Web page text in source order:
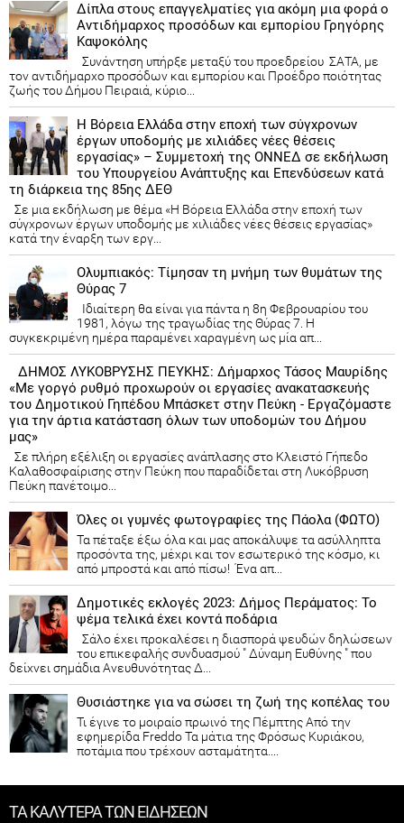
Δίπλα στους επαγγελματίες για ακόμη μια φορά ο
Αντιδήμαρχος προσόδων και εμπορίου Γρηγόρης
Καψοκόλης
Συνάντηση υπήρξε μεταξύ του προεδρείου ΣΑΤΑ, με
τον αντιδήμαρχο προσόδων και εμπορίου και Προέδρο ποιότητας
ζωής του Δήμου Πειραιά, κύριο...
Η Βόρεια Ελλάδα στην εποχή των σύγχρονων
έργων υποδομής με χιλιάδες νέες θέσεις
εργασίας» – Συμμετοχή της ΟΝΝΕΔ σε εκδήλωση
του Υπουργείου Ανάπτυξης και Επενδύσεων κατά
τη διάρκεια της 85ης ΔΕΘ
Σε μια εκδήλωση με θέμα «Η Βόρεια Ελλάδα στην εποχή των
σύγχρονων έργων υποδομής με χιλιάδες νέες θέσεις εργασίας»
κατά την έναρξη των εργ...
Ολυμπιακός: Τίμησαν τη μνήμη των θυμάτων της
Θύρας 7
Ιδιαίτερη θα είναι για πάντα η 8η Φεβρουαρίου του
1981, λόγω της τραγωδίας της Θύρας 7. Η
συγκεκριμένη ημέρα παραμένει χαραγμένη ως μία απ...
ΔΗΜΟΣ ΛΥΚΟΒΡΥΣΗΣ ΠΕΥΚΗΣ: Δήμαρχος Τάσος Μαυρίδης
«Με γοργό ρυθμό προχωρούν οι εργασίες ανακατασκευής
του Δημοτικού Γηπέδου Μπάσκετ στην Πεύκη - Εργαζόμαστε
για την άρτια κατάσταση όλων των υποδομών του Δήμου
μας»
Σε πλήρη εξέλιξη οι εργασίες ανάπλασης στο Κλειστό Γήπεδο
Καλαθοσφαίρισης στην Πεύκη που παραδίδεται στη Λυκόβρυση
Πεύκη πανέτοιμο...
Όλες οι γυμνές φωτογραφίες της Πάολα (ΦΩΤΟ)
Τα πέταξε έξω όλα και μας αποκάλυψε τα ασύλληπτα
προσόντα της, μέχρι και τον εσωτερικό της κόσμο, κι
από μπροστά και από πίσω! Ένα απ...
Δημοτικές εκλογές 2023: Δήμος Περάματος: Το
ψέμα τελικά έχει κοντά ποδάρια
Σάλο έχει προκαλέσει η διασπορά ψευδών δηλώσεων
του επικεφαλής συνδυασμού " Δύναμη Ευθύνης " που
δείχνει σημάδια Ανευθυνότητας Δ...
Θυσιάστηκε για να σώσει τη ζωή της κοπέλας του
Τι έγινε το μοιραίο πρωινό της Πέμπτης Από την
εφημερίδα Freddo Τα μάτια της Φρόσως Κυριάκου,
ποτάμια που τρέχουν ασταμάτητα....
ΤΑ ΚΑΛΥΤΕΡΑ ΤΩΝ ΕΙΔΗΣΕΩΝ